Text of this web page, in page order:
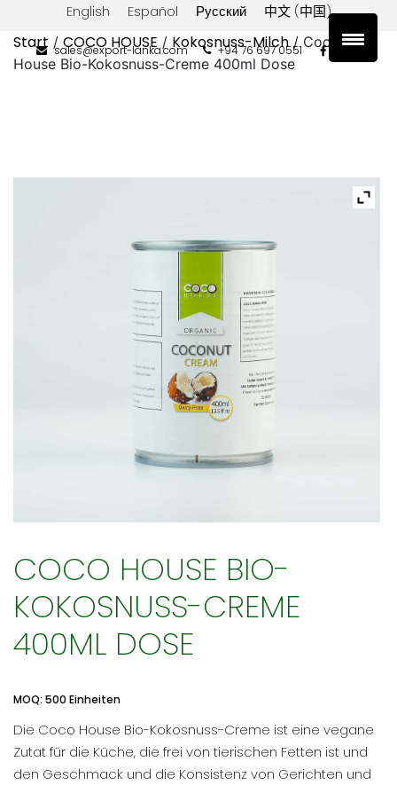
English Español Русский 中文 (中国)
sales@export-lanka.com +94 76 697 0551
Start / COCO HOUSE / Kokosnuss-Milch/ Coco
House Bio-Kokosnuss-Creme 400ml Dose
COCO HOUSE BIO-
KOKOSNUSS-CREME
400ML DOSE
MOQ: 500 Einheiten
Die Coco House Bio-Kokosnuss-Creme ist eine vegane
Zutat für die Küche, die frei von tierischen Fetten ist und
den Geschmack und die Konsistenz von Gerichten und